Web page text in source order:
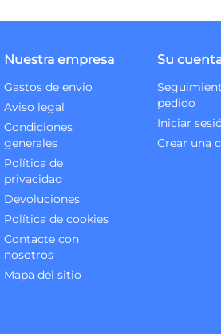
Nuestra empresa
Gastos de envio
Aviso legal
Condiciones
generales
Política de
privacidad
Devoluciones
Política de cookies
Contacte con
nosotros
Mapa del sitio
Su
pedido
Iniciar
Crear una